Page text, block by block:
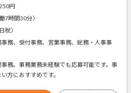
円
7時間30分）
祝）
務、受付事務、営業事務、総務・人事事
務。事務業務未経験でも応募可能です。事
方におすすめです。